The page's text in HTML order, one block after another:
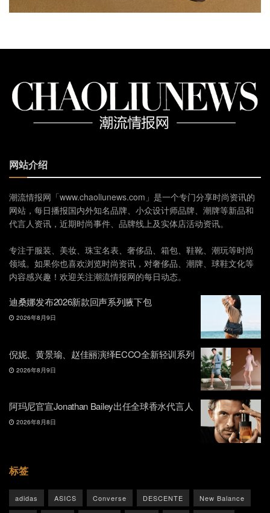
网站介绍
潮流情报网「www.chaoliunews.com」是一个专门分享时尚资讯的
网站，每日播报国内外知名品牌、小众设计师品牌、潮牌等新品和
代言人资讯，近期时尚事件、品牌线上及实体店活动资讯。
专注于服装、美妆、珠宝名表、奢侈品、箱包、鞋靴、潮玩等时尚
领域。如果你也喜欢浏览时尚资讯，对奢侈品、潮牌、球鞋文化等
内容感兴趣！欢迎关注潮流情报网的每日动态。
迪桑娜发布2026新款回声系列腋下包
2026年8月9日
倪妮、黄景瑜、赵佳丽演绎ECCO全新轻训系列
2026年8月9日
阿玛尼官宣Jonathan Bailey出任全球香水代言人
2026年8月8日
标签
adidas ASICS Converse DESCENTE New Balance